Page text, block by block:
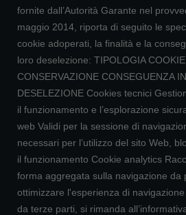
fornite dall’Autorità Garante nel
maggio 2014, riporta di seguito le
cookie adoperati, la finalità e la
loro deselezione: TIPOLOGIA COOKIE
CONSERVAZIONE CONSEGUENZA
DESELEZIONE Cookies tecnici
il funzionamento e l’esplorazione
web Validi per la sessione di
necessari per l’utilizzo del sito Web,
il funzionamento Cookie analytics
forma aggregata sulla navigazione da
ottimizzare l'esperienza di
da terze parti, si rimanda